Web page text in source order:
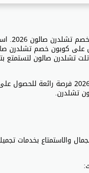
يمكنك
كوبون خصم تشلدرن
تشلدرن صالون لتستمتع
تشلدرن.
والاستمتاع بخدمات